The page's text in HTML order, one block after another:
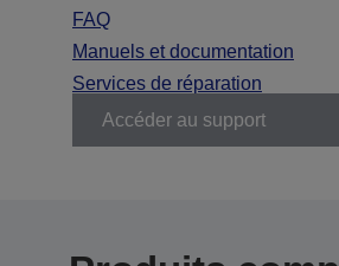
FAQ
Manuels et documentation
Services de réparation
Accéder au support